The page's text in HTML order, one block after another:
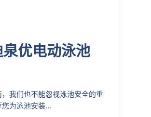
优电动泳池
我们也不能忽视泳池安全的重
您为泳池安装…